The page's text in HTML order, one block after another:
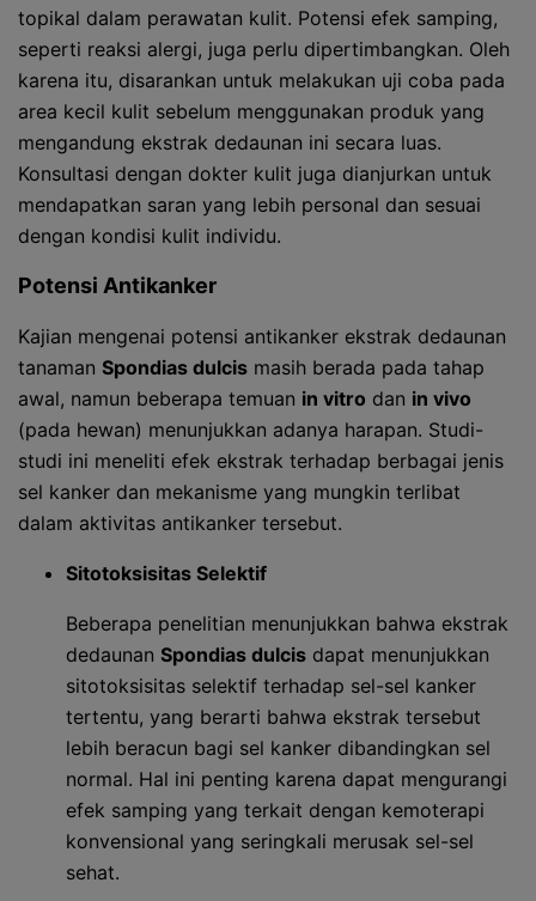
topikal dalam perawatan kulit. Potensi efek samping,
seperti reaksi alergi, juga perlu dipertimbangkan. Oleh
karena itu, disarankan untuk melakukan uji coba pada
area kecil kulit sebelum menggunakan produk yang
mengandung ekstrak dedaunan ini secara luas.
Konsultasi dengan dokter kulit juga dianjurkan untuk
mendapatkan saran yang lebih personal dan sesuai
dengan kondisi kulit individu.
Potensi Antikanker
Kajian mengenai potensi antikanker ekstrak dedaunan
tanaman Spondias dulcis masih berada pada tahap
awal, namun beberapa temuan in vitro dan in vivo
(pada hewan) menunjukkan adanya harapan. Studi-
studi ini meneliti efek ekstrak terhadap berbagai jenis
sel kanker dan mekanisme yang mungkin terlibat
dalam aktivitas antikanker tersebut.
Sitotoksisitas Selektif
Beberapa penelitian menunjukkan bahwa ekstrak
dedaunan Spondias dulcis dapat menunjukkan
sitotoksisitas selektif terhadap sel-sel kanker
tertentu, yang berarti bahwa ekstrak tersebut
lebih beracun bagi sel kanker dibandingkan sel
normal. Hal ini penting karena dapat mengurangi
efek samping yang terkait dengan kemoterapi
konvensional yang seringkali merusak sel-sel
sehat.